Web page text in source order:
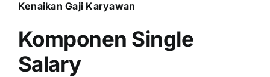
Kenaikan Gaji Karyawan
Komponen Single
Salary